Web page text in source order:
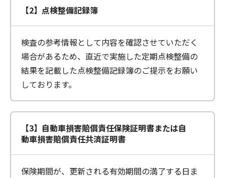
【2】点検整備記録簿
検査の参考情報として内容を確認させていただく
場合があるため、直近で実施した定期点検整備の
結果を記載した点検整備記録簿のご提示をお願い
しております。
【3】自動車損害賠償責任保険証明書または自
動車損害賠償責任共済証明書
保険期間が、更新される有効期間の満了する日ま